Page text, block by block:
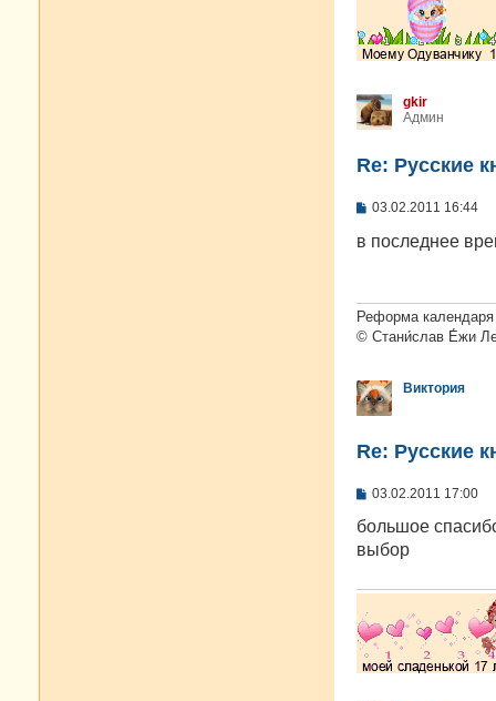
gkir
Админ
Re: Русские
С
о
н
и
е
03.02.2011 16:44
в последнее
Реформа
© Стани́слав Е́жи
Виктория
Re: Русские
С
о
щ
н
е
03.02.2011 17:00
большое
выбор